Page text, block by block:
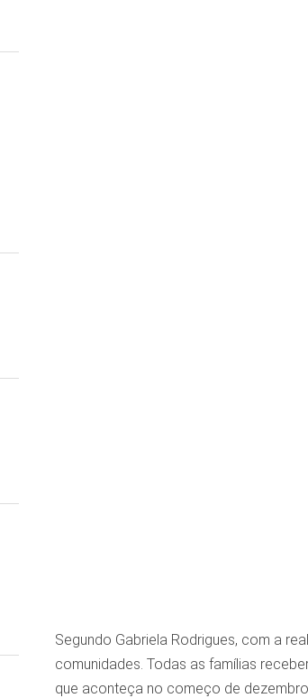
Segundo Gabriela Rodrigues, com a
comunidades. Todas as famílias
que aconteça no começo de